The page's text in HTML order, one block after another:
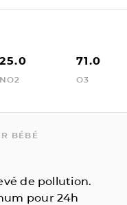
25.0
NO2
71.0
O3
BÉBÉ
de pollution.
pour 24h